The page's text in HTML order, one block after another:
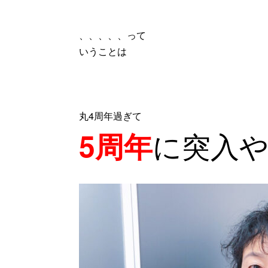
、、、、、って
いうことは
丸4周年過ぎて
5周年に突入